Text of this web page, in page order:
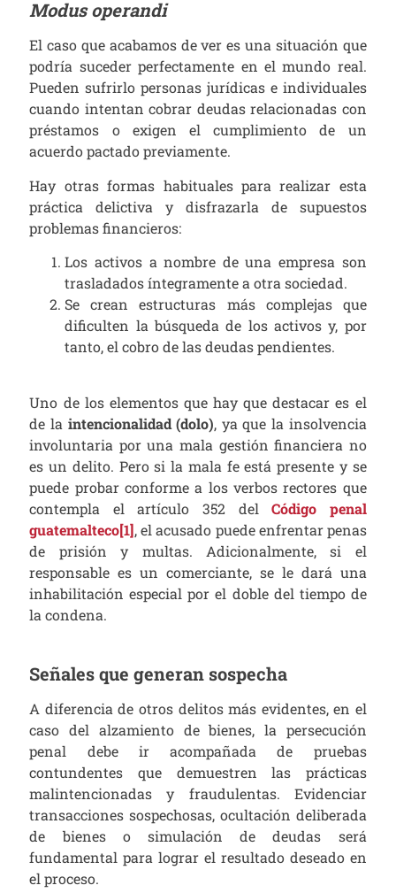
Modus operandi
El caso que acabamos de ver es una situación que
podría suceder perfectamente en el mundo real.
Pueden sufrirlo personas jurídicas e individuales
cuando intentan cobrar deudas relacionadas con
préstamos o exigen el cumplimiento de un
acuerdo pactado previamente.
Hay otras formas habituales para realizar esta
práctica delictiva y disfrazarla de supuestos
problemas financieros:
Los activos a nombre de una empresa son
trasladados íntegramente a otra sociedad.
Se crean estructuras más complejas que
dificulten la búsqueda de los activos y, por
tanto, el cobro de las deudas pendientes.
Uno de los elementos que hay que destacar es el
de la intencionalidad (dolo), ya que la insolvencia
involuntaria por una mala gestión financiera no
es un delito. Pero si la mala fe está presente y se
puede probar conforme a los verbos rectores que
contempla el artículo 352 delCódigo penal
guatemalteco[1], el acusado puede enfrentar penas
de prisión y multas. Adicionalmente, si el
responsable es un comerciante, se le dará una
inhabilitación especial por el doble del tiempo de
la condena.
Señales que generan sospecha
A diferencia de otros delitos más evidentes, en el
caso del alzamiento de bienes, la persecución
penal debe ir acompañada de pruebas
contundentes que demuestren las prácticas
malintencionadas y fraudulentas. Evidenciar
transacciones sospechosas, ocultación deliberada
de bienes o simulación de deudas será
fundamental para lograr el resultado deseado en
el proceso.